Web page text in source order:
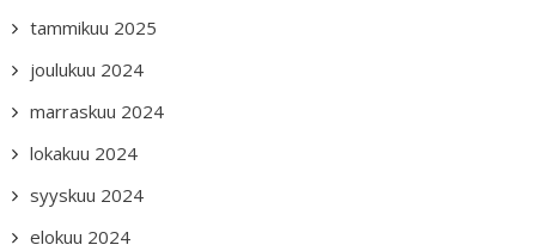
tammikuu 2025
joulukuu 2024
marraskuu 2024
lokakuu 2024
syyskuu 2024
elokuu 2024